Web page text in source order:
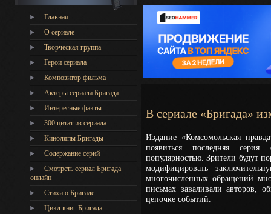
Главная
О сериале
Творческая группа
Герои сериала
Композитор фильма
Актеры сериала Бригада
Интересные факты
300 цитат из сериала
Киноляпы Бригады
Содержание серий
Смотреть сериал Бригада
онлайн
Стихи о Бригаде
Цикл книг Бригада
В сериале «Бригада»
Издание «Комсомольская
появиться последняя серия
популярностью. Зрители будут
модифицировать
многочисленных обращений
письмах заваливали авторов,
цепочке событий.